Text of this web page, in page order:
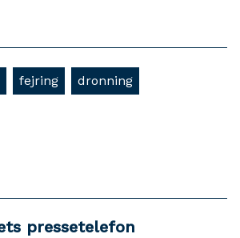
fejring dronning
pressetelefon